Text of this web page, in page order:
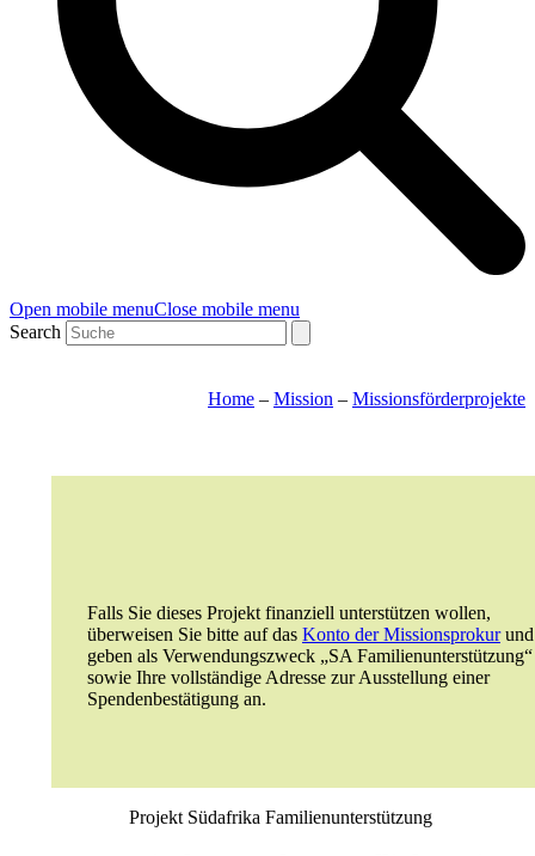
Open mobile menuClose mobile menu
Search
Home – Mission – Missionsförderprojekte
Falls Sie dieses Projekt finanziell unterstützen wollen,
überweisen Sie bitte auf das Konto der Missionsprokurund
geben als Verwendungszweck „SA Familienunterstützung“
sowie Ihre vollständige Adresse zur Ausstellung einer
Spendenbestätigung an.
Projekt Südafrika Familienunterstützung